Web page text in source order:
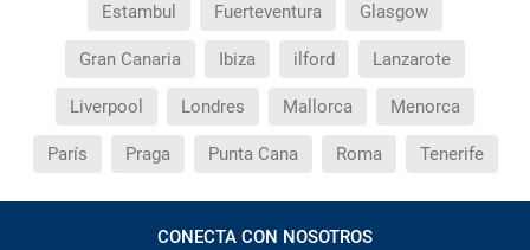
Estambul Fuerteventura Glasgow
Gran Canaria Ibiza ilford Lanzarote
Liverpool Londres Mallorca Menorca
París Praga Punta Cana Roma Tenerife
CONECTA CON NOSOTROS